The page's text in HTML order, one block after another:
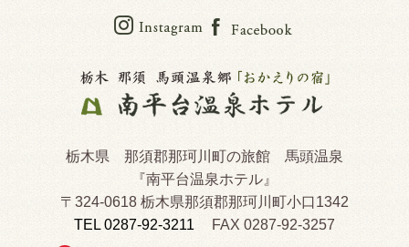
栃木県 那須郡那珂川町の旅館 馬頭温泉
『南平台温泉ホテル』
〒324-0618 栃木県那須郡那珂川町小口1342
TEL 0287-92-3211
FAX 0287-92-3257